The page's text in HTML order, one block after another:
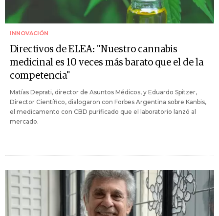
INNOVACIÓN
Directivos de ELEA: "Nuestro cannabis
medicinal es 10 veces más barato que el de la
competencia"
Matías Deprati, director de Asuntos Médicos, y Eduardo Spitzer,
Director Científico, dialogaron con Forbes Argentina sobre Kanbis,
el medicamento con CBD purificado que el laboratorio lanzó al
mercado.